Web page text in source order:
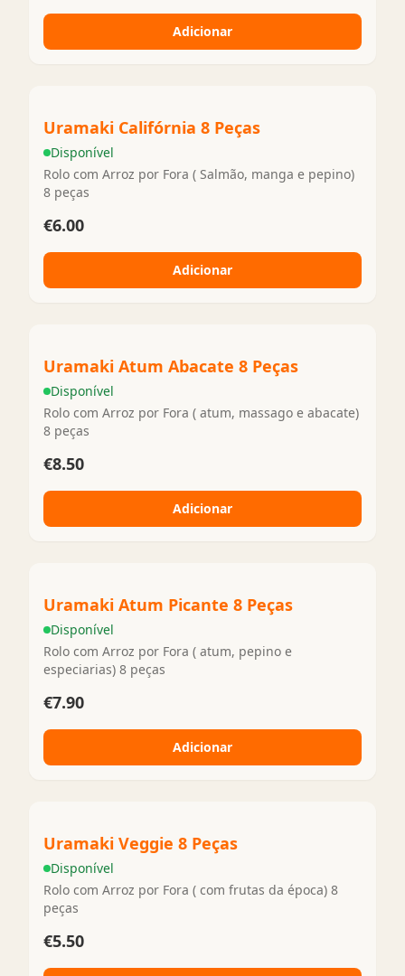
Adicionar
Uramaki Califórnia 8 Peças
Disponível
Rolo com Arroz por Fora ( Salmão, manga e pepino)
8 peças
€6.00
Adicionar
Uramaki Atum Abacate 8 Peças
Disponível
Rolo com Arroz por Fora ( atum, massago e abacate)
8 peças
€8.50
Adicionar
Uramaki Atum Picante 8 Peças
Disponível
Rolo com Arroz por Fora ( atum, pepino e
especiarias) 8 peças
€7.90
Adicionar
Uramaki Veggie 8 Peças
Disponível
Rolo com Arroz por Fora ( com frutas da época) 8
peças
€5.50